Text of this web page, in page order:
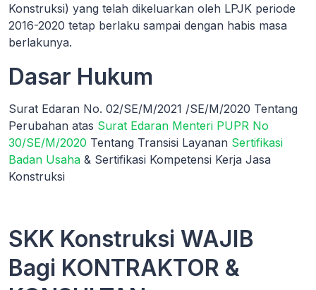
Konstruksi) yang telah dikeluarkan oleh LPJK periode
2016-2020 tetap berlaku sampai dengan habis masa
berlakunya.
Dasar Hukum
Surat Edaran No. 02/SE/M/2021 /SE/M/2020 Tentang
Perubahan atas Surat Edaran Menteri PUPR No
30/SE/M/2020 Tentang Transisi Layanan Sertifikasi
Badan Usaha & Sertifikasi Kompetensi Kerja Jasa
Konstruksi
SKK Konstruksi WAJIB
Bagi KONTRAKTOR &